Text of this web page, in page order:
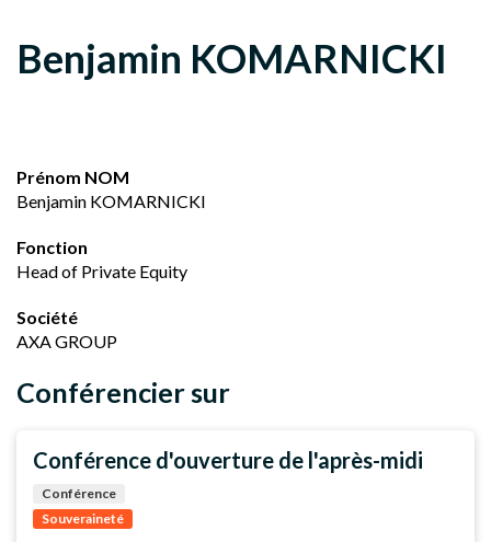
Benjamin KOMARNICKI
Prénom NOM
Benjamin KOMARNICKI
Fonction
Head of Private Equity
Société
AXA GROUP
Conférencier sur
Conférence d'ouverture de l'après-midi
Conférence
Souveraineté